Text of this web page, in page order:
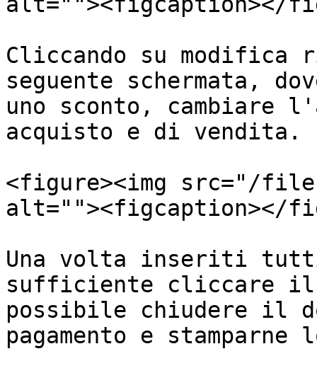
Cliccando su modifica
seguente schermata,
uno sconto,
acquisto e di vendita.
<figure><img src="/files/
alt=""><figcaption></
Una volta inseriti
sufficiente cliccare il
possibile chiudere il
pagamento e